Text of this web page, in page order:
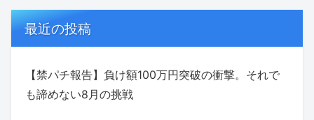
最近の投稿
【禁パチ報告】負け額100万円突破の衝撃。それで
も諦めない8月の挑戦